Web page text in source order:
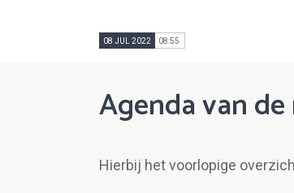
08 JUL 2022 08:55
Agenda van
Hierbij het voorlopige